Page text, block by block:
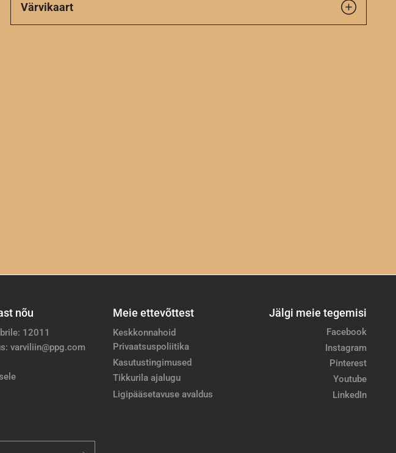
Värvikaart
nõu
12011
varviliin@ppg.com
Meie ettevõttest
Keskkonnahoid
Privaatsuspoliitika
Kasutustingimused
Tikkurila ajalugu
Ligipääsetavuse avaldus
Jälgi meie tegemisi
Facebook
Instagram
Pinterest
Youtube
LinkedIn